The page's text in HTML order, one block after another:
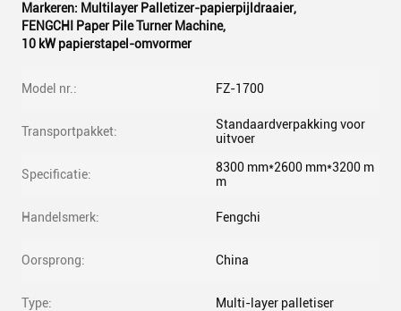
Markeren: Multilayer Palletizer-papierpijldraaier,
FENGCHI Paper Pile Turner Machine,
10 kW papierstapel-omvormer
Model nr.: FZ-1700
Transportpakket:
Standaardverpakking voor
uitvoer
Specificatie:
8300 mm*2600 mm*3200 m
m
Handelsmerk: Fengchi
Oorsprong: China
Type: Multi-layer palletiser